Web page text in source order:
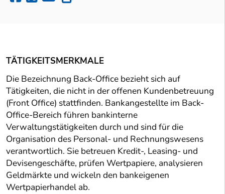
TÄTIGKEITSMERKMALE
Die Bezeichnung Back-Office bezieht sich auf
Tätigkeiten, die nicht in der offenen Kundenbetreuung
(Front Office) stattfinden. Bankangestellte im Back-
Office-Bereich führen bankinterne
Verwaltungstätigkeiten durch und sind für die
Organisation des Personal- und Rechnungswesens
verantwortlich. Sie betreuen Kredit-, Leasing- und
Devisengeschäfte, prüfen Wertpapiere, analysieren
Geldmärkte und wickeln den bankeigenen
Wertpapierhandel ab.